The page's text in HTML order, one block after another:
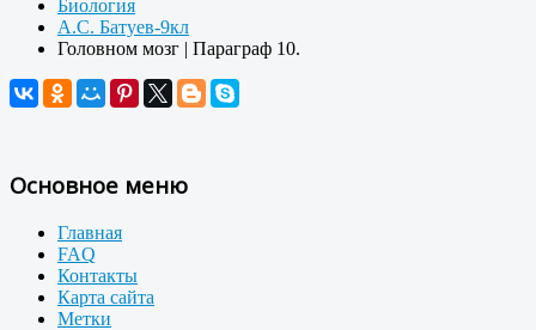
Биология
А.С. Батуев-9кл
Головном мозг | Параграф 10.
Основное меню
Главная
FAQ
Контакты
Карта сайта
Метки